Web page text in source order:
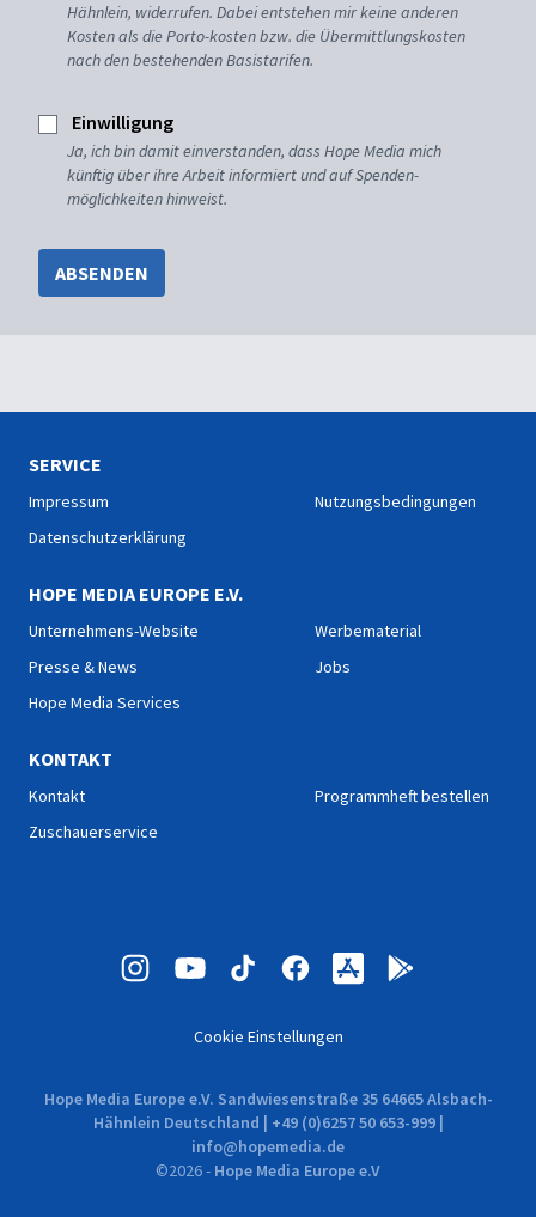
Hähnlein, widerrufen. Dabei entstehen mir keine anderen
Kosten als die Porto-kosten bzw. die Übermittlungskosten
nach den bestehenden Basistarifen.
Einwilligung
Ja, ich bin damit einverstanden, dass Hope Media mich
künftig über ihre Arbeit informiert und auf Spenden-
möglichkeiten hinweist.
ABSENDEN
SERVICE
Impressum
Datenschutzerklärung
Nutzungsbedingungen
HOPE MEDIA EUROPE E.V.
Unternehmens-Website
Presse & News
Hope Media Services
Werbematerial
Jobs
KONTAKT
Kontakt
Zuschauerservice
Programmheft bestellen
Cookie Einstellungen
Hope Media Europe e.V. Sandwiesenstraße 35 64665 Alsbach-
Hähnlein Deutschland | +49 (0)6257 50 653-999 |
info@hopemedia.de
©2026- Hope Media Europe e.V